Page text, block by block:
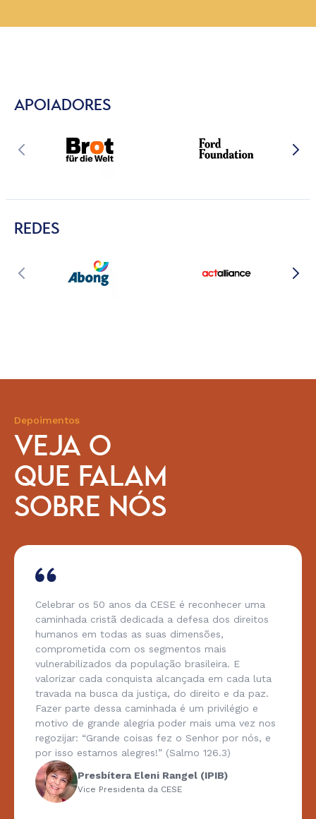
APOIADORES
REDES
Depoimentos
VEJA O
QUE FALAM
SOBRE NÓS
Celebrar os 50 anos da CESE é reconhecer uma
caminhada cristã dedicada a defesa dos direitos
humanos em todas as suas dimensões,
comprometida com os segmentos mais
vulnerabilizados da população brasileira. E
valorizar cada conquista alcançada em cada luta
travada na busca da justiça, do direito e da paz.
Fazer parte dessa caminhada é um privilégio e
motivo de grande alegria poder mais uma vez nos
regozijar: “Grande coisas fez o Senhor por nós, e
por isso estamos alegres!” (Salmo 126.3)
Presbítera Eleni Rangel (IPIB)
Vice Presidenta da CESE